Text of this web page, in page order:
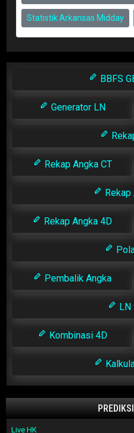
Statistik Arkansas Midday
BBFS
Generator LN
Rekap Angka CT
Rekap
Rekap Angka 4D
Pembalik Angka
LN
Kombinasi 4D
Live HK